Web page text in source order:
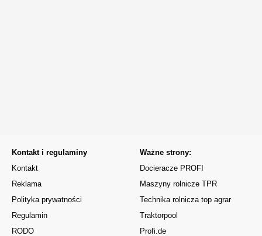
Kontakt i regulaminy
Kontakt
Reklama
Polityka prywatności
Regulamin
RODO
Ważne strony:
Docieracze PROFI
Maszyny rolnicze TPR
Technika rolnicza top agrar
Traktorpool
Profi.de